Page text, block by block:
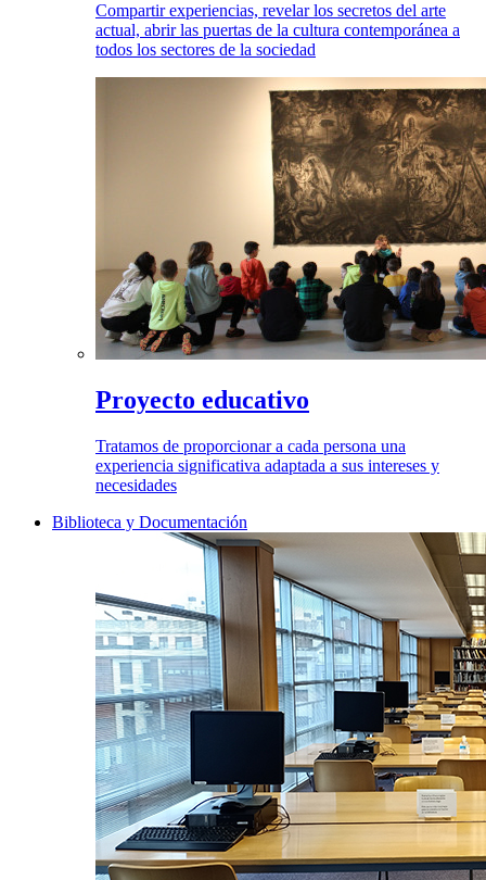
Compartir experiencias, revelar los secretos del arte
actual, abrir las puertas de la cultura contemporánea a
todos los sectores de la sociedad
Proyecto educativo
Tratamos de proporcionar a cada persona una
experiencia significativa adaptada a sus intereses y
necesidades
Biblioteca y Documentación